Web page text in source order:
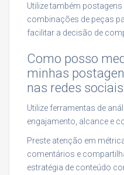
Utilize também
combinações de peças
facilitar a decisão de
Como posso
minhas
nas redes
Utilize ferramentas de
engajamento, alcance e
Preste atenção em
comentários e
estratégia de conteúdo